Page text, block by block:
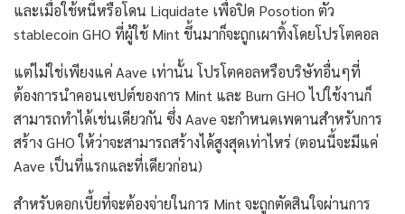
และเมื่อใช้หนี้หรือโดน Liquidate เพื่อปิด Posotion ตัว
stablecoin GHO ที่ผู้ใช้ Mint ขึ้นมาก็จะถูกเผาทิ้งโดยโปรโตคอล
แต่ไม่ใช่เพียงแค่ Aave เท่านั้น โปรโตคอลหรือบริษัทอื่นๆที่
ต้องการนำคอนเซปต์ของการ Mint และ Burn GHO ไปใช้งานก็
สามารถทำได้เช่นเดียวกัน ซึ่ง Aave จะกำหนดเพดานสำหรับการ
สร้าง GHO ให้ว่าจะสามารถสร้างได้สูงสุดเท่าไหร่ (ตอนนี้จะมีแค่
Aave เป็นที่แรกและที่เดียวก่อน)
สำหรับดอกเบี้ยที่จะต้องจ่ายในการ Mint จะถูกตัดสินใจผ่านการ